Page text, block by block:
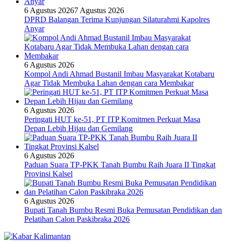
6 Agustus 20267 Agustus 2026
DPRD Balangan Terima Kunjungan Silaturahmi Kapolres
Anyar
6 Agustus 2026
Kompol Andi Ahmad Bustanil Imbau Masyarakat Kotabaru
Agar Tidak Membuka Lahan dengan cara Membakar
6 Agustus 2026
Peringati HUT ke-51, PT ITP Komitmen Perkuat Masa
Depan Lebih Hijau dan Gemilang
6 Agustus 2026
Paduan Suara TP-PKK Tanah Bumbu Raih Juara II Tingkat
Provinsi Kalsel
6 Agustus 2026
Bupati Tanah Bumbu Resmi Buka Pemusatan Pendidikan dan
Pelatihan Calon Paskibraka 2026